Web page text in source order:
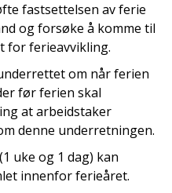
fastsettelsen av ferie
og forsøke å komme til
for ferieavvikling.
om når ferien
før ferien skal
at arbeidstaker
denne underretningen.
uke og 1 dag) kan
innenfor ferieåret.